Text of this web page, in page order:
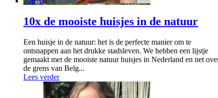
10x de mooiste huisjes in de natuur
Een huisje in de natuur: het is de perfecte manier om te
ontsnappen aan het drukke stadsleven. We hebben een lijstje
gemaakt met de mooiste natuur huisjes in Nederland en net
de grens van Belg...
Lees verder